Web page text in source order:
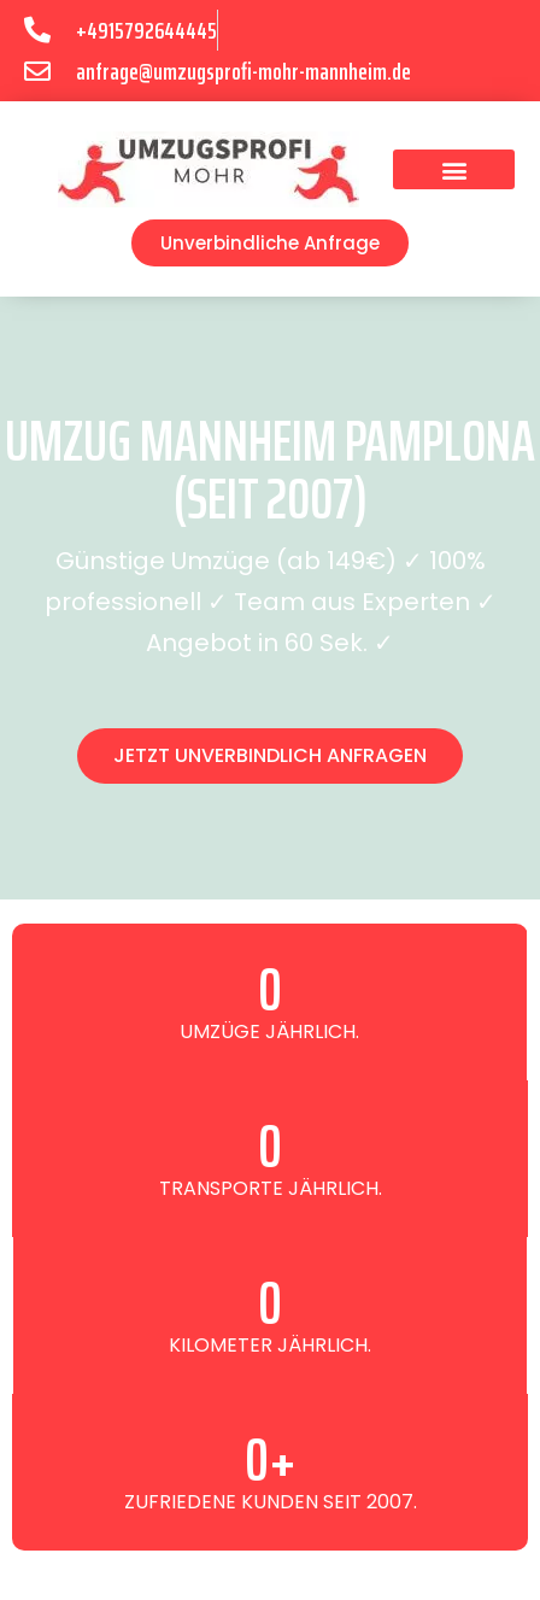
+4915792644445
anfrage@umzugsprofi-mohr-mannheim.de
Unverbindliche Anfrage
UMZUG MANNHEIM PAMPLONA
(SEIT 2007)
Günstige Umzüge (ab 149€) ✓ 100%
professionell ✓ Team aus Experten ✓
Angebot in 60 Sek. ✓
JETZT UNVERBINDLICH ANFRAGEN
UMZÜGE JÄHRLICH.
0
TRANSPORTE JÄHRLICH.
0
KILOMETER JÄHRLICH.
0
ZUFRIEDENE KUNDEN SEIT 2007.
0+